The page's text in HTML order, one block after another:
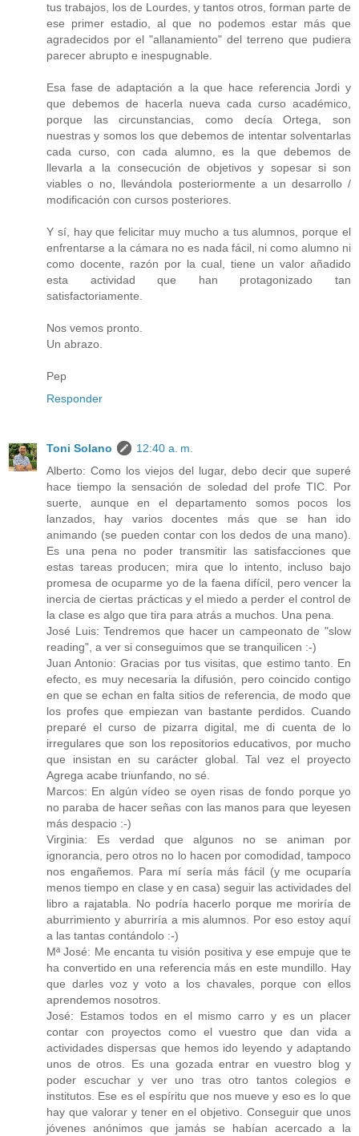
tus trabajos, los de Lourdes, y tantos otros, forman parte de
ese primer estadio, al que no podemos estar más que
agradecidos por el "allanamiento" del terreno que pudiera
parecer abrupto e inespugnable.
Esa fase de adaptación a la que hace referencia Jordi y
que debemos de hacerla nueva cada curso académico,
porque las circunstancias, como decía Ortega, son
nuestras y somos los que debemos de intentar solventarlas
cada curso, con cada alumno, es la que debemos de
llevarla a la consecución de objetivos y sopesar si son
viables o no, llevándola posteriormente a un desarrollo /
modificación con cursos posteriores.
Y sí, hay que felicitar muy mucho a tus alumnos, porque el
enfrentarse a la cámara no es nada fácil, ni como alumno ni
como docente, razón por la cual, tiene un valor añadido
esta actividad que han protagonizado tan
satisfactoriamente.
Nos vemos pronto.
Un abrazo.
Pep
Responder
Toni Solano
12:40 a. m.
Alberto: Como los viejos del lugar, debo decir que superé
hace tiempo la sensación de soledad del profe TIC. Por
suerte, aunque en el departamento somos pocos los
lanzados, hay varios docentes más que se han ido
animando (se pueden contar con los dedos de una mano).
Es una pena no poder transmitir las satisfacciones que
estas tareas producen; mira que lo intento, incluso bajo
promesa de ocuparme yo de la faena difícil, pero vencer la
inercia de ciertas prácticas y el miedo a perder el control de
la clase es algo que tira para atrás a muchos. Una pena.
José Luis: Tendremos que hacer un campeonato de "slow
reading", a ver si conseguimos que se tranquilicen :-)
Juan Antonio: Gracias por tus visitas, que estimo tanto. En
efecto, es muy necesaria la difusión, pero coincido contigo
en que se echan en falta sitios de referencia, de modo que
los profes que empiezan van bastante perdidos. Cuando
preparé el curso de pizarra digital, me di cuenta de lo
irregulares que son los repositorios educativos, por mucho
que insistan en su carácter global. Tal vez el proyecto
Agrega acabe triunfando, no sé.
Marcos: En algún vídeo se oyen risas de fondo porque yo
no paraba de hacer señas con las manos para que leyesen
más despacio :-)
Virginia: Es verdad que algunos no se animan por
ignorancia, pero otros no lo hacen por comodidad, tampoco
nos engañemos. Para mí sería más fácil (y me ocuparía
menos tiempo en clase y en casa) seguir las actividades del
libro a rajatabla. No podría hacerlo porque me moriría de
aburrimiento y aburriría a mis alumnos. Por eso estoy aquí
a las tantas contándolo :-)
Mª José: Me encanta tu visión positiva y ese empuje que te
ha convertido en una referencia más en este mundillo. Hay
que darles voz y voto a los chavales, porque con ellos
aprendemos nosotros.
José: Estamos todos en el mismo carro y es un placer
contar con proyectos como el vuestro que dan vida a
actividades dispersas que hemos ido leyendo y adaptando
unos de otros. Es una gozada entrar en vuestro blog y
poder escuchar y ver uno tras otro tantos colegios e
institutos. Ese es el espíritu que nos mueve y eso es lo que
hay que valorar y tener en el objetivo. Conseguir que unos
jóvenes anónimos que jamás se habían acercado a la